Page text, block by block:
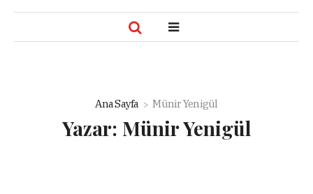
Ana Sayfa Münir Yenigül
Yazar: Münir Yenigül